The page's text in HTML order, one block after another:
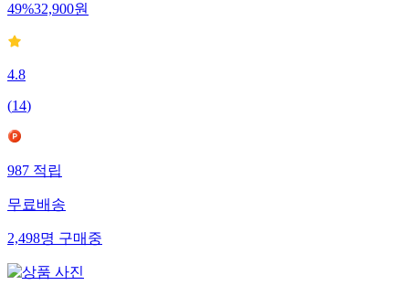
49%32,900원
4.8
(14)
987적립
무료배송
2,498명구매중